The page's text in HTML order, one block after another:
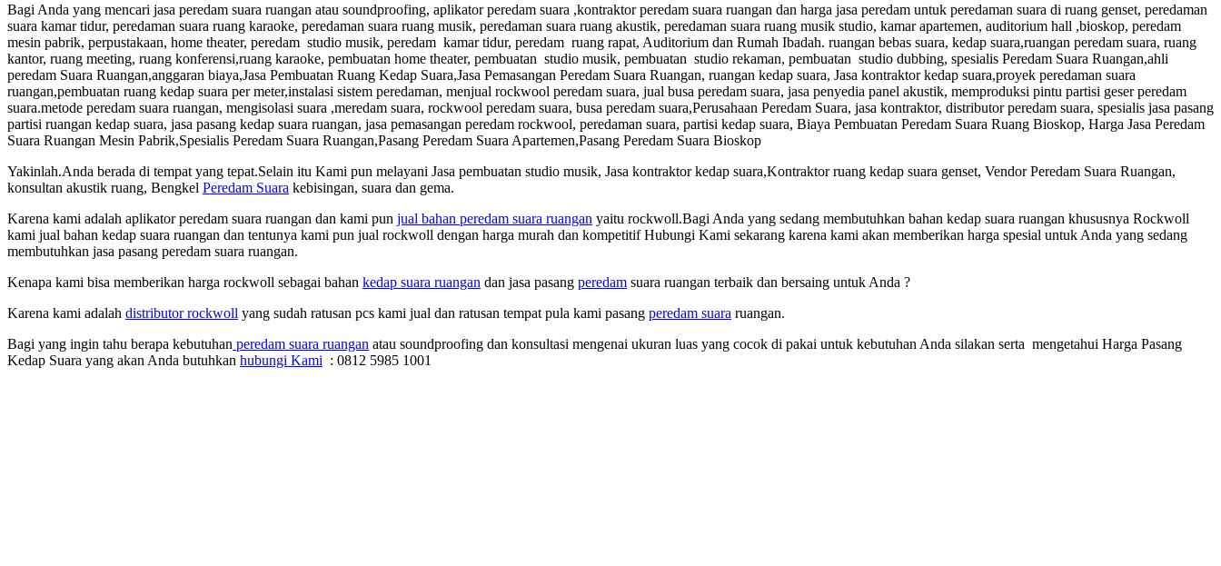
Bagi Anda yang mencari jasa peredam suara ruangan atau soundproofing, aplikator peredam suara ,kontraktor peredam suara ruangan dan harga jasa peredam untuk peredaman suara di ruang genset, peredaman
suara kamar tidur, peredaman suara ruang karaoke, peredaman suara ruang musik, peredaman suara ruang akustik, peredaman suara ruang musik studio, kamar apartemen, auditorium hall ,bioskop, peredam
mesin pabrik, perpustakaan, home theater, peredam studio musik, peredam kamar tidur, peredam ruang rapat, Auditorium dan Rumah Ibadah. ruangan bebas suara, kedap suara,ruangan peredam suara, ruang
kantor, ruang meeting, ruang konferensi,ruang karaoke, pembuatan home theater, pembuatan studio musik, pembuatan studio rekaman, pembuatan studio dubbing, spesialis Peredam Suara Ruangan,ahli
peredam Suara Ruangan,anggaran biaya,Jasa Pembuatan Ruang Kedap Suara,Jasa Pemasangan Peredam Suara Ruangan, ruangan kedap suara, Jasa kontraktor kedap suara,proyek peredaman suara
ruangan,pembuatan ruang kedap suara per meter,instalasi sistem peredaman, menjual rockwool peredam suara, jual busa peredam suara, jasa penyedia panel akustik, memproduksi pintu partisi geser peredam
suara.metode peredam suara ruangan, mengisolasi suara ,meredam suara, rockwool peredam suara, busa peredam suara,Perusahaan Peredam Suara, jasa kontraktor, distributor peredam suara, spesialis jasa pasang
partisi ruangan kedap suara, jasa pasang kedap suara ruangan, jasa pemasangan peredam rockwool, peredaman suara, partisi kedap suara, Biaya Pembuatan Peredam Suara Ruang Bioskop, Harga Jasa Peredam
Suara Ruangan Mesin Pabrik,Spesialis Peredam Suara Ruangan,Pasang Peredam Suara Apartemen,Pasang Peredam Suara Bioskop
Yakinlah.Anda berada di tempat yang tepat.Selain itu Kami pun melayani Jasa pembuatan studio musik, Jasa kontraktor kedap suara,Kontraktor ruang kedap suara genset, Vendor Peredam Suara Ruangan,
konsultan akustik ruang, Bengkel Peredam Suara kebisingan, suara dan gema.
Karena kami adalah aplikator peredam suara ruangan dan kami pun jual bahan peredam suara ruangan yaitu rockwoll.Bagi Anda yang sedang membutuhkan bahan kedap suara ruangan khususnya Rockwoll
kami jual bahan kedap suara ruangan dan tentunya kami pun jual rockwoll dengan harga murah dan kompetitif Hubungi Kami sekarang karena kami akan memberikan harga spesial untuk Anda yang sedang
membutuhkan jasa pasang peredam suara ruangan.
Kenapa kami bisa memberikan harga rockwoll sebagai bahan kedap suara ruangan dan jasa pasang peredam suara ruangan terbaik dan bersaing untuk Anda ?
Karena kami adalah distributor rockwoll yang sudah ratusan pcs kami jual dan ratusan tempat pula kami pasang peredam suara ruangan.
Bagi yang ingin tahu berapa kebutuhan peredam suara ruangan atau soundproofing dan konsultasi mengenai ukuran luas yang cocok di pakai untuk kebutuhan Anda silakan serta mengetahui Harga Pasang
Kedap Suara yang akan Anda butuhkan hubungi Kami : 0812 5985 1001